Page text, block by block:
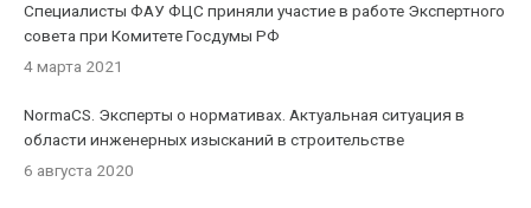
Специалисты ФАУ ФЦС приняли участие в работе Экспертного
совета при Комитете Госдумы РФ
4 марта 2021
NormaCS. Эксперты о нормативах. Актуальная ситуация в
области инженерных изысканий в строительстве
6 августа 2020